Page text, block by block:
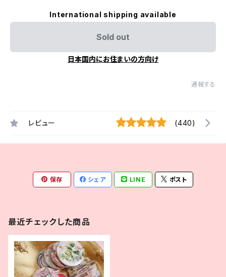
International shipping available
Sold out
日本国内にお住まいの方向け
通報する
レビュー (440)
保存 シェア LINE ポスト
最近チェックした商品